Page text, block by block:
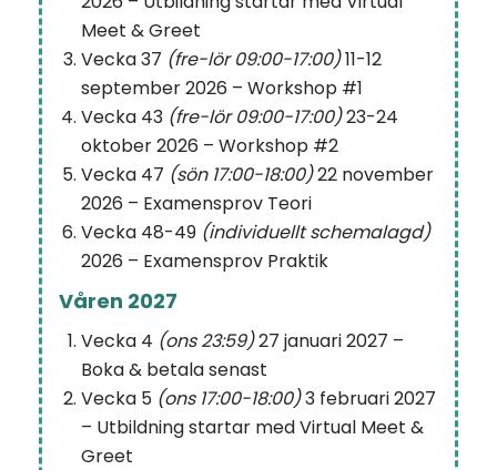
Meet & Greet
Vecka 37 (fre-lör 09:00-17:00)11-12
september 2026 – Workshop #1
Vecka 43 (fre-lör 09:00-17:00)23-24
oktober 2026 – Workshop #2
Vecka 47 (sön 17:00-18:00)22 november
2026 – Examensprov Teori
Vecka 48-49 (individuellt schemalagd)
2026 – Examensprov Praktik
Våren 2027
Vecka 4 (ons 23:59)27 januari 2027 –
Boka & betala senast
Vecka 5 (ons 17:00-18:00)3 februari 2027
– Utbildning startar med Virtual Meet &
Greet